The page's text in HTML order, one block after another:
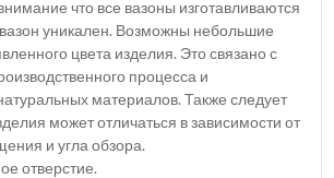
что все вазоны изготавливаются
уникален. Возможны небольшие
цвета изделия. Это связано с
процесса и
материалов. Также следует
может отличаться в зависимости от
и угла обзора.
отверстие.